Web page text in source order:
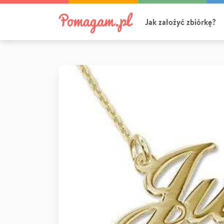
Jak założyć zbiórkę?